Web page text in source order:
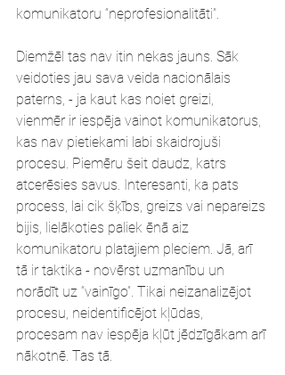
komunikatoru “neprofesionalitāti”.
Diemžēl tas nav itin nekas jauns. Sāk
veidoties jau sava veida nacionālais
paterns, - ja kaut kas noiet greizi,
vienmēr ir iespēja vainot komunikatorus,
kas nav pietiekami labi skaidrojuši
procesu. Piemēru šeit daudz, katrs
atcerēsies savus. Interesanti, ka pats
process, lai cik šķībs, greizs vai nepareizs
bijis, lielākoties paliek ēnā aiz
komunikatoru platajiem pleciem. Jā, arī
tā ir taktika - novērst uzmanību un
norādīt uz “vainīgo”. Tikai neizanalizējot
procesu, neidentificējot kļūdas,
procesam nav iespēja kļūt jēdzīgākam arī
nākotnē. Tas tā.